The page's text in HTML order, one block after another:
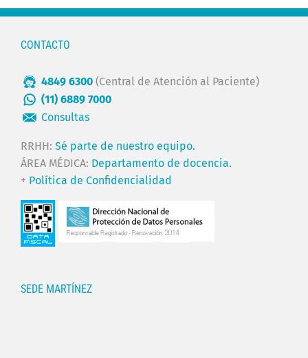
CONTACTO
4849 6300 (Central de Atención al Paciente)
(11) 6889 7000
Consultas
RRHH: Sé parte de nuestro equipo.
ÁREA MÉDICA: Departamento de docencia.
+ Política de Confidencialidad
SEDE MARTÍNEZ